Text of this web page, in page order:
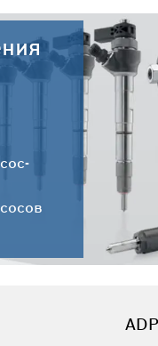
28.07.2026
Новые
DELPHI от